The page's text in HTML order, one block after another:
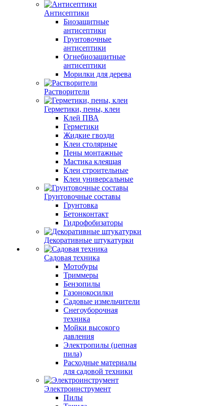
Антисептики
Биозащитные
антисептики
Грунтовочные
антисептики
Огнебиозащитные
антисептики
Морилки для дерева
Растворители
Герметики, пены, клеи
Клей ПВА
Герметики
Жидкие гвозди
Клеи столярные
Пены монтажные
Мастика клеящая
Клеи строительные
Клеи универсальные
Грунтовочные составы
Грунтовка
Бетонконтакт
Гидрофобизаторы
Декоративные штукатурки
Садовая техника
Мотобуры
Триммеры
Бензопилы
Газонокосилки
Садовые измельчители
Снегоуборочная
техника
Мойки высокого
давления
Электропилы (цепная
пила)
Расходные материалы
для садовой техники
Электроинструмент
Пилы